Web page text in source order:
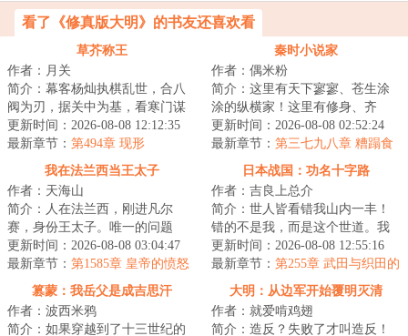
更）看了《修真版大明》的书友还喜欢看
草芥称王
作者：月关
简介：幕客杨灿执棋乱世，合八
阀为刃，据关中为基，看寒门谋
士以权谋为笔、铁血为墨，问鼎
天下！...
更新时间：2026-08-08 12:12:35
最新章节： 第494章 现形
秦时小说家
作者：偶米粉
简介：这里有天下寥寥、苍生涂
涂的纵横家！这里有修身、齐
家、治国、平天下的儒家！这里
有天下皆白、唯我...
更新时间：2026-08-08 02:52:24
最新章节： 第三七九八章 糟蹋食
材（求票票）
我在法兰西当王太子
作者：天海山
简介：人在法兰西，刚进凡尔
赛，身份王太子。唯一的问题
是，现任国王是路易十六，两年
后就会被咔嚓……既...
更新时间：2026-08-08 03:04:47
最新章节： 第1585章 皇帝的愤怒
日本战国：功名十字路
作者：吉良上总介
简介：世人皆看错我山内一丰！
错的不是我，而是这个世道。我
山内一丰能有什么小心思呢，我
只是太想进步了...
更新时间：2026-08-08 12:55:16
最新章节： 第255章 武田与织田的
第一次联合作战！
篡蒙：我岳父是成吉思汗
作者：波西米鸦
简介：如果穿越到了十三世纪的
大明：从边军开始覆明灭清
作者：就爱啃鸡翅
简介：造反？失败了才叫造反！